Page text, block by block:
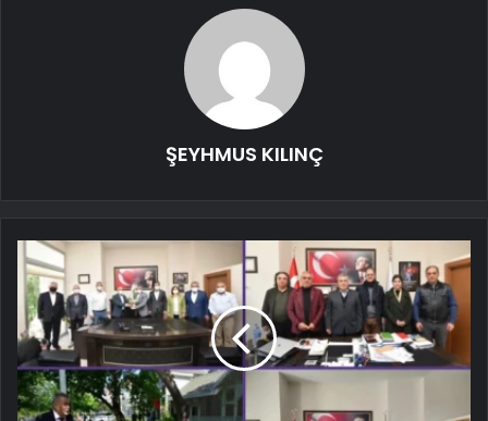
ŞEYHMUS KILINÇ